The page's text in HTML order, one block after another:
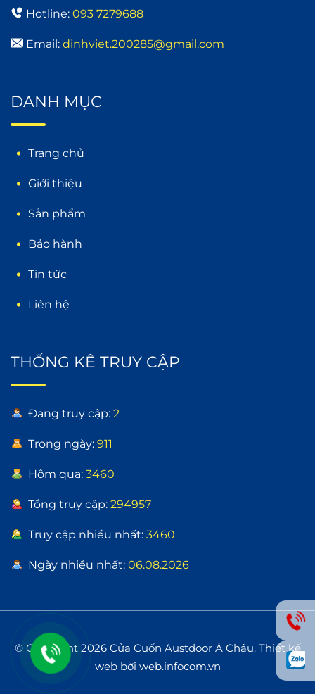
Hotline: 093 7279688
Email: dinhviet.200285@gmail.com
DANH MỤC
Trang chủ
Giới thiệu
Sản phẩm
Bảo hành
Tin tức
Liên hệ
THỐNG KÊ TRUY CẬP
Đang truy cập: 2
Trong ngày: 911
Hôm qua: 3460
Tổng truy cập: 294957
Truy cập nhiều nhất: 3460
Ngày nhiều nhất: 06.08.2026
© Copyright 2026 Cửa Cuốn Austdoor Á Châu. Thiết kế
web bởi web.infocom.vn